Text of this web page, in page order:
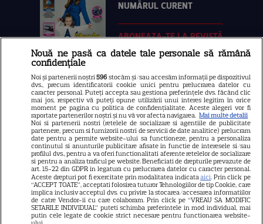
NUMĂRUL CURENT
ABONEAZA-TE LA REVISTĂ
Libertatea
Libertatea pentru femei
GSP
Știri mondene
Avantaje
Elle
Unica
Retete practice
Nouă ne pasă ca datele tale personale să rămână
confidențiale
Noi și partenerii noștri596 stocăm și/sau accesăm informații pe dispozitivul
dvs., precum identificatorii cookie unici pentru prelucrarea datelor cu
caracter personal. Puteți accepta sau gestiona preferințele dvs. făcând clic
mai jos, respectiv vă puteți opune utilizării unui interes legitim în orice
moment pe pagina cu politica de confidențialitate. Aceste alegeri vor fi
raportate partenerilor noștri și nu vă vor afecta navigarea. Mai multe detalii
Noi si partenerii nostri (retelele de socializare si agentiile de publicitate
partenere, precum si furnizorii nostri de servicii de date analitice) prelucram
date pentru a permite website-ului sa functioneze, pentru a personaliza
continutul si anunturile publicitare afisate in functie de interesele si/sau
profilul dvs., pentru a va oferi functionalitati aferente retelelor de socializare
si pentru a analiza traficul pe website. Beneficiati de drepturile prevazute de
art. 15-22 din GDPR in legatura cu prelucrarea datelor cu caracter personal.
Aceste drepturi pot fi exercitate prin modalitatea indicataaici. Prin click pe
“ACCEPT TOATE”, acceptati folosirea tuturor Tehnologiilor de tip Cookie, care
implica inclusiv acceptul dvs. cu privire la stocarea/accesarea informatiilor
de catre Vendor-ii cu care colaboram. Prin click pe “VREAU SA MODIFIC
SETARILE INDIVIDUAL” puteti schimba preferintele in mod individual, mai
putin cele legate de cookie strict necesare pentru functionarea website-